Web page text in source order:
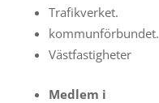
Trafikverket.
kommunförbundet.
Västfastigheter
Medlem i